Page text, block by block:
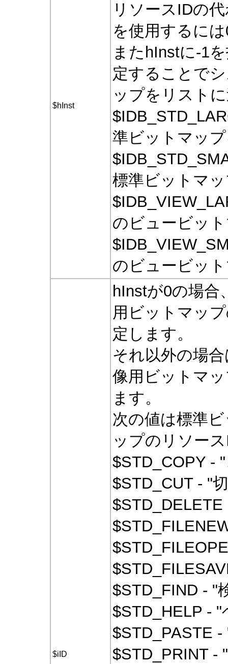
$hInst
リソースIDの
を使用するに
またhInstに-1
定することで
ップをリスト
準ビットマッ
標準ビットマ
のビュービッ
のビュービッ
$iID
hInstが0の場合
用ビットマッ
定します。
それ以外の場
像用ビットマ
ます。
次の値は標準
ップのリソー
$STD_COPY -
$STD_CUT - "
$STD_FIND - "
$STD_HELP -
$STD_PASTE
$STD_PRINT -